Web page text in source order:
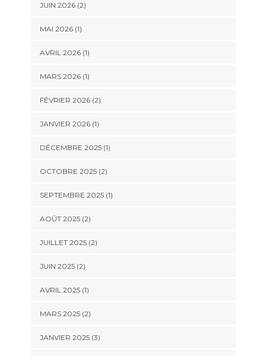
JUIN 2026(2)
MAI 2026(1)
AVRIL 2026(1)
MARS 2026(1)
FÉVRIER 2026(2)
JANVIER 2026(1)
DÉCEMBRE 2025(1)
OCTOBRE 2025(2)
SEPTEMBRE 2025(1)
AOÛT 2025(2)
JUILLET 2025(2)
JUIN 2025(2)
AVRIL 2025(1)
MARS 2025(2)
JANVIER 2025(3)